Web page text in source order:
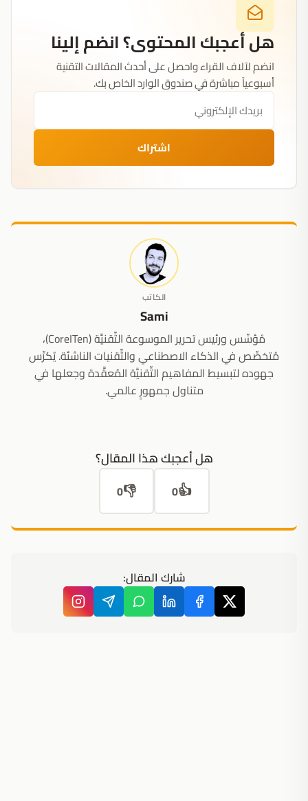
هل أعجبك المحتوى؟ انضم إلينا
انضم لآلاف القراء واحصل على أحدث المقالات التقنية
أسبوعياً مباشرة في صندوق الوارد الخاص بك.
اشتراك
الكاتب
Sami
مُؤسِّس ورئيس تحرير الموسوعة التِّقنيَّة (CoreITen)،
مُتخصِّص في الذكاء الاصطناعي والتِّقنيات الناشئة. يُكرِّس
جهوده لتبسيط المفاهيم التِّقنيَّة المُعقَّدة وجعلها في
متناول جمهورٍ عالمي.
هل أعجبك هذا المقال؟
👍
0
👎
0
شارك المقال: